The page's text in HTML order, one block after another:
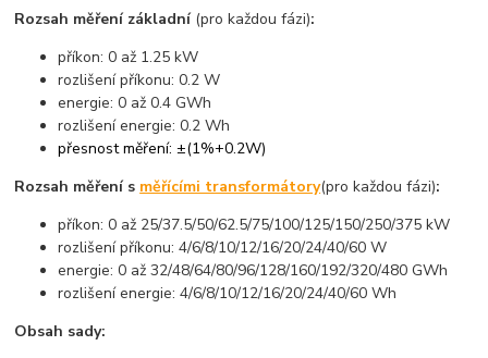
Rozsah měření základní (pro každou fázi):
příkon: 0 až 1.25 kW
rozlišení příkonu: 0.2 W
energie: 0 až 0.4 GWh
rozlišení energie: 0.2 Wh
přesnost měření: ±(1%+0.2W)
Rozsah měření s měřícími transformátory(pro každou fázi):
příkon: 0 až 25/37.5/50/62.5/75/100/125/150/250/375 kW
rozlišení příkonu: 4/6/8/10/12/16/20/24/40/60 W
energie: 0 až 32/48/64/80/96/128/160/192/320/480 GWh
rozlišení energie: 4/6/8/10/12/16/20/24/40/60 Wh
Obsah sady: